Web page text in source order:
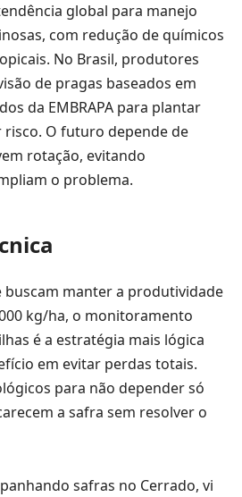
global para manejo
com redução de químicos
No Brasil, produtores
de pragas baseados em
da EMBRAPA para plantar
risco. O futuro depende de
rotação, evitando
o problema.
manter a produtividade
kg/ha, o monitoramento
é a estratégia mais lógica
em evitar perdas totais.
para não depender só
a safra sem resolver o
safras no Cerrado, vi